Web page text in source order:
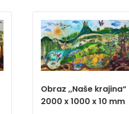
Obraz ,,Naše krajina“
2000 x 1000 x 10 mm